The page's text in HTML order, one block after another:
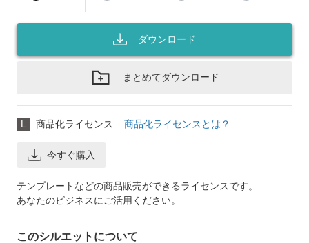
ダウンロード
まとめてダウンロード
L 商品化ライセンス 商品化ライセンスとは？
今すぐ購入
テンプレートなどの商品販売ができるライセンスです。
あなたのビジネスにご活用ください。
このシルエットについて